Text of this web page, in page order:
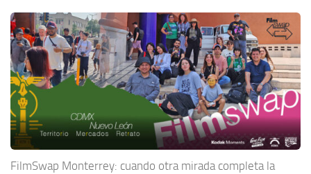
FilmSwap Monterrey: cuando otra mirada completa la